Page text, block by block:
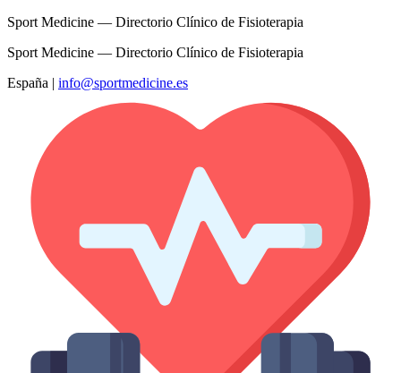
Sport Medicine — Directorio Clínico de Fisioterapia
Sport Medicine — Directorio Clínico de Fisioterapia
España | info@sportmedicine.es